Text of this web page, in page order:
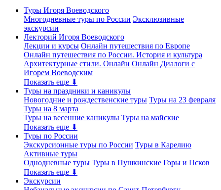
Туры Игоря Воеводского
Многодневные туры по России Эксклюзивные
экскурсии
Лекторий Игоря Воеводского
Лекции и курсы Онлайн путешествия по Европе
Онлайн путешествия по России. История и культура
Архитектурные стили. Онлайн Онлайн Диалоги с
Игорем Воеводским
Показать еще ⬇
Туры на праздники и каникулы
Новогодние и рождественские туры Туры на 23 февраля
Туры на 8 марта
Туры на весенние каникулы Туры на майские
Показать еще ⬇
Туры по России
Экскурсионные туры по России Туры в Карелию
Активные туры
Однодневные туры Туры в Пушкинские Горы и Псков
Показать еще ⬇
Экскурсии